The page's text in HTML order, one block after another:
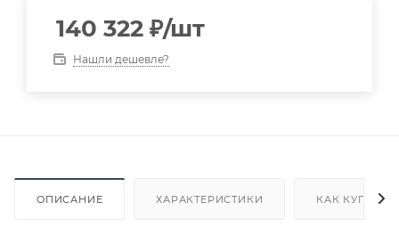
140 322 ₽/шт
Нашли дешевле?
ОПИСАНИЕ ХАРАКТЕРИСТИКИ КАК КУПИТЬ